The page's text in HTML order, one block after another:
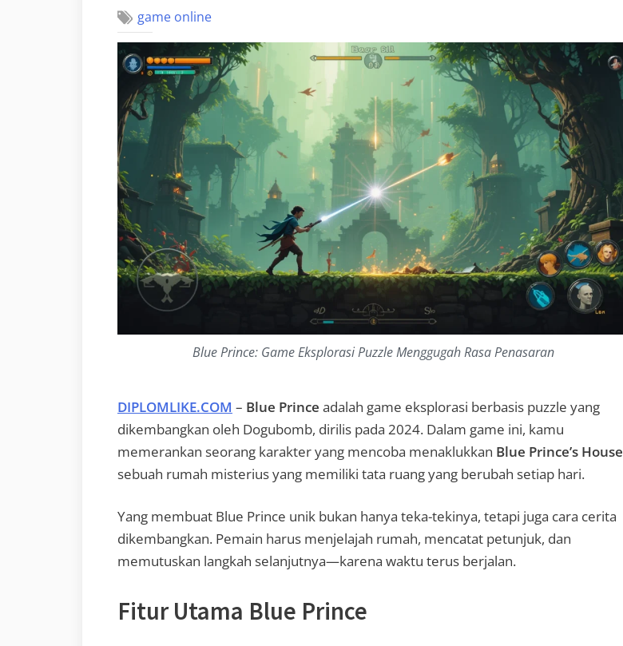
game online
Blue Prince: Game Eksplorasi Puzzle Menggugah Rasa Penasaran
DIPLOMLIKE.COM – Blue Prince adalah game eksplorasi berbasis puzzle yang
dikembangkan oleh Dogubomb, dirilis pada 2024. Dalam game ini, kamu
memerankan seorang karakter yang mencoba menaklukkan Blue Prince’s House
sebuah rumah misterius yang memiliki tata ruang yang berubah setiap hari.
Yang membuat Blue Prince unik bukan hanya teka-tekinya, tetapi juga cara cerita
dikembangkan. Pemain harus menjelajah rumah, mencatat petunjuk, dan
memutuskan langkah selanjutnya—karena waktu terus berjalan.
Fitur Utama Blue Prince